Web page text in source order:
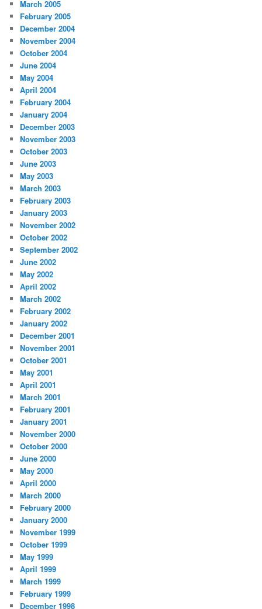
March 2005
February 2005
December 2004
November 2004
October 2004
June 2004
May 2004
April 2004
February 2004
January 2004
December 2003
November 2003
October 2003
June 2003
May 2003
March 2003
February 2003
January 2003
November 2002
October 2002
September 2002
June 2002
May 2002
April 2002
March 2002
February 2002
January 2002
December 2001
November 2001
October 2001
May 2001
April 2001
March 2001
February 2001
January 2001
November 2000
October 2000
June 2000
May 2000
April 2000
March 2000
February 2000
January 2000
November 1999
October 1999
May 1999
April 1999
March 1999
February 1999
December 1998